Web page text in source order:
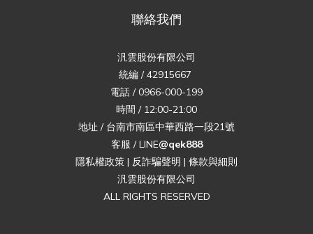
聯絡我們
汎雲股份有限公司
統編 / 42915667
電話 / 0966-000-199
時間 / 12:00-21:00
地址 / 台南市南區中華西路一段21號
客服 / LINE@qek888
隱私權政策 | 反詐騙聲明 | 條款與細則
汎雲股份有限公司
ALL RIGHTS RESERVED